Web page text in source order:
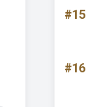
#15
#16